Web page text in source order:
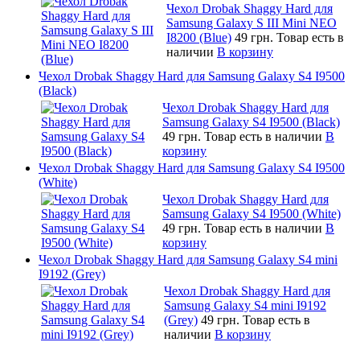
Чехол Drobak Shaggy Hard для
Samsung Galaxy S III Mini NEO
I8200 (Blue) 49 грн. Товар есть в
наличии В корзину
Чехол Drobak Shaggy Hard для Samsung Galaxy S4 I9500
(Black)
Чехол Drobak Shaggy Hard для
Samsung Galaxy S4 I9500 (Black)
49 грн. Товар есть в наличии В
корзину
Чехол Drobak Shaggy Hard для Samsung Galaxy S4 I9500
(White)
Чехол Drobak Shaggy Hard для
Samsung Galaxy S4 I9500 (White)
49 грн. Товар есть в наличии В
корзину
Чехол Drobak Shaggy Hard для Samsung Galaxy S4 mini
I9192 (Grey)
Чехол Drobak Shaggy Hard для
Samsung Galaxy S4 mini I9192
(Grey) 49 грн. Товар есть в
наличии В корзину